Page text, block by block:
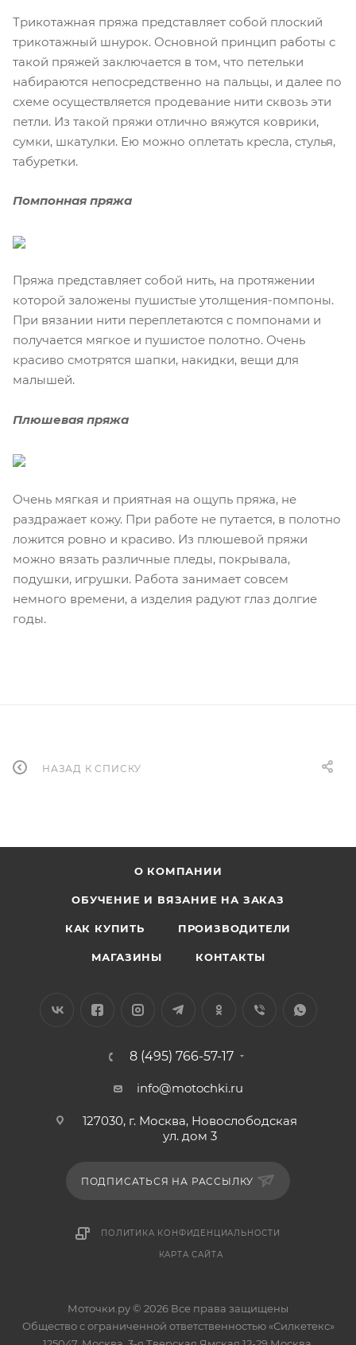
Трикотажная пряжа представляет собой плоский
трикотажный шнурок. Основной принцип работы с
такой пряжей заключается в том, что петельки
набираются непосредственно на пальцы, и далее по
схеме осуществляется продевание нити сквозь эти
петли. Из такой пряжи отлично вяжутся коврики,
сумки, шкатулки. Ею можно оплетать кресла, стулья,
табуретки.
Помпонная пряжа
Пряжа представляет собой нить, на протяжении
которой заложены пушистые утолщения-помпоны.
При вязании нити переплетаются с помпонами и
получается мягкое и пушистое полотно. Очень
красиво смотрятся шапки, накидки, вещи для
малышей.
Плюшевая пряжа
Очень мягкая и приятная на ощупь пряжа, не
раздражает кожу. При работе не путается, в полотно
ложится ровно и красиво. Из плюшевой пряжи
можно вязать различные пледы, покрывала,
подушки, игрушки. Работа занимает совсем
немного времени, а изделия радуют глаз долгие
годы.
НАЗАД К СПИСКУ
О КОМПАНИИ
ОБУЧЕНИЕ И ВЯЗАНИЕ НА ЗАКАЗ
КАК КУПИТЬ ПРОИЗВОДИТЕЛИ
МАГАЗИНЫ КОНТАКТЫ
8 (495) 766-57-17
info@motochki.ru
127030, г. Москва, Новослободская
ул. дом 3
ПОДПИСАТЬСЯ НА РАССЫЛКУ
ПОЛИТИКА КОНФИДЕНЦИАЛЬНОСТИ
КАРТА САЙТА
Моточки.ру © 2026 Все права защищены
Общество с ограниченной ответственностью «Силкетекс»